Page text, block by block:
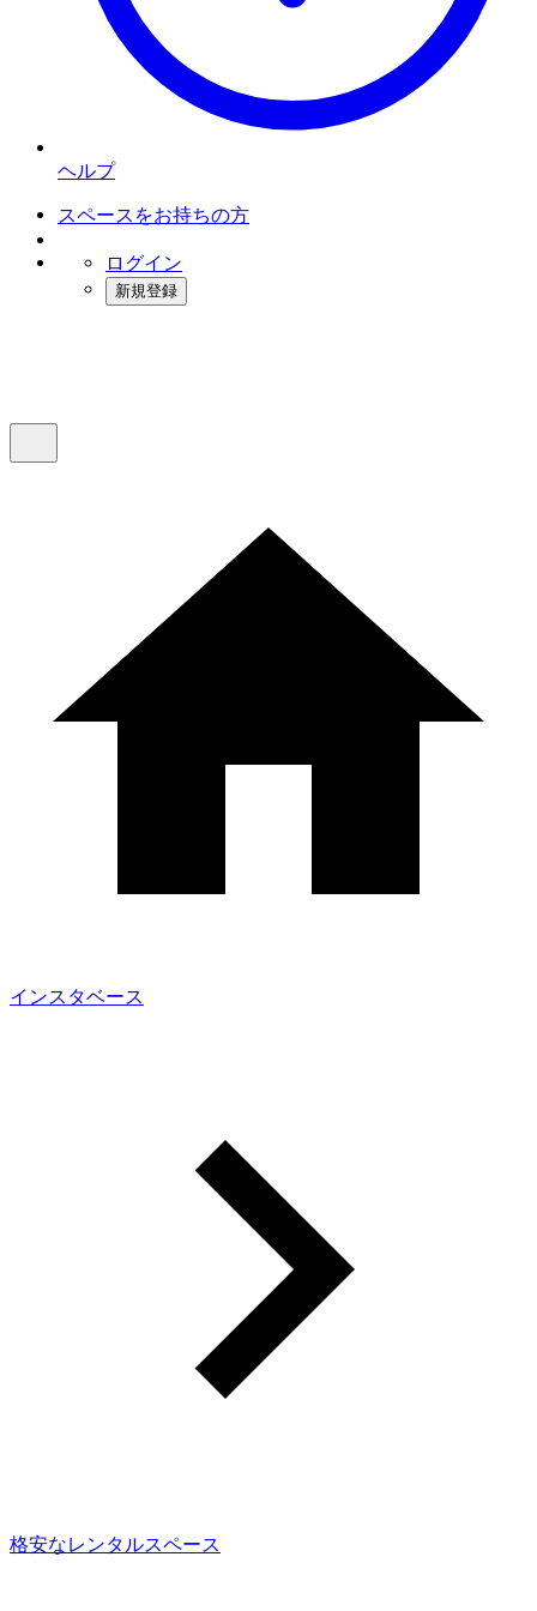
ヘルプ
スペースをお持ちの方
ログイン
新規登録
インスタベース
格安なレンタルスペース